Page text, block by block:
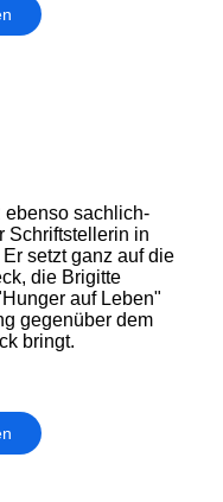
ebenso sachlich-
Schriftstellerin in
setzt ganz auf die
die Brigitte
auf Leben"
gegenüber dem
bringt.